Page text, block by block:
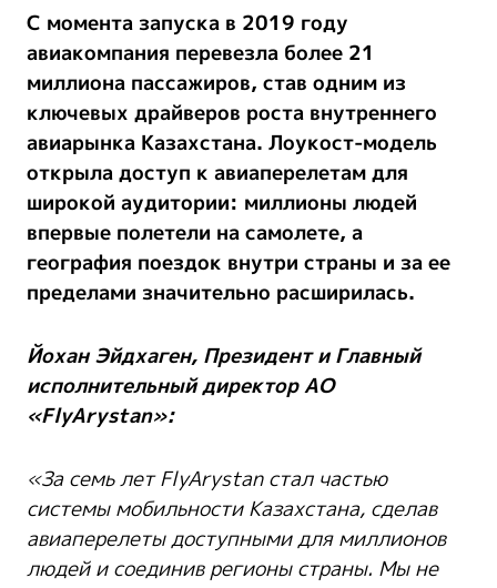
С момента запуска в 2019 году
авиакомпания перевезла более 21
миллиона пассажиров, став одним из
ключевых драйверов роста внутреннего
авиарынка Казахстана. Лоукост-модель
открыла доступ к авиаперелетам для
широкой аудитории: миллионы людей
впервые полетели на самолете, а
география поездок внутри страны и за ее
пределами значительно расширилась.
Йохан Эйдхаген, Президент и Главный
исполнительный директор АО
«FlyArystan»:
«За семь лет FlyArystan стал частью
системы мобильности Казахстана, сделав
авиаперелеты доступными для миллионов
людей и соединив регионы страны. Мы не